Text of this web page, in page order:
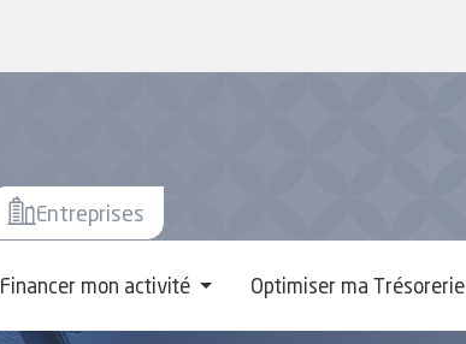
Entreprises
Financer mon activité Optimiser ma Trésorerie